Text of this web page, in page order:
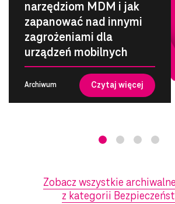
narzędziom MDM i jak
zapanować nad innymi
zagrożeniami dla
urządzeń mobilnych
Archiwum Czytaj więcej
Zobacz wszystkie
z kategorii